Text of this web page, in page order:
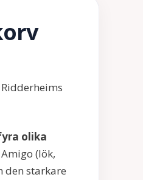
olika
(lök,
den starkare